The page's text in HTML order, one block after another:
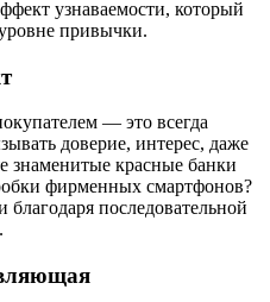
узнаваемости, который
привычки.
— это всегда
доверие, интерес, даже
знаменитые красные банки
фирменных смартфонов?
последовательной